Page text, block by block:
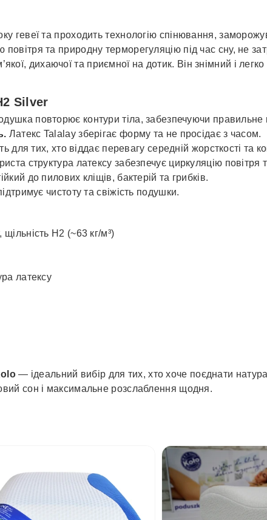
гевеї та проходить технологію спінювання,
та природну терморегуляцію під час сну, не
дихаючої та приємної на дотик. Він знімний і
Silver
повторює контури тіла, забезпечуючи правильне
Латекс Talalay зберігає форму та не просідає з часом.
для тих, хто віддає перевагу середній жорсткості та
структура латексу забезпечує циркуляцію повітря
до пилових кліщів, бактерій та грибків.
чистоту та свіжість подушки.
H2 (~63 кг/м³)
латексу
— ідеальний вибір для тих, хто хоче поєднати
сон і максимальне розслаблення щодня.